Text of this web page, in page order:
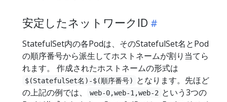
安定したネットワークID
StatefulSet内の各Podは、そのStatefulSet名とPod
の順序番号から派生してホストネームが割り当てら
れます。 作成されたホストネームの形式は
$(StatefulSet名)-$(順序番号)
となります。先ほど
の上記の例では、
web-0,web-1,web-2 という3つの